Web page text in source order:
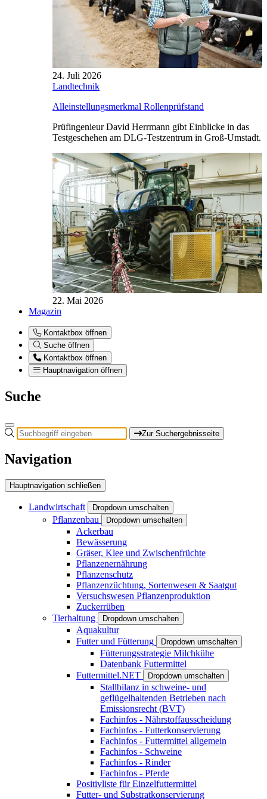
24. Juli 2026
Landtechnik
Alleinstellungsmerkmal Rollenprüfstand
Prüfingenieur David Herrmann gibt Einblicke in das
Testgeschehen am DLG-Testzentrum in Groß-Umstadt.
22. Mai 2026
Magazin
Kontaktbox öffnen
Suche öffnen
Kontaktbox öffnen
Hauptnavigation öffnen
Suche
Zur Suchergebnisseite
Navigation
Hauptnavigation schließen
Landwirtschaft Dropdown umschalten
Pflanzenbau Dropdown umschalten
Ackerbau
Bewässerung
Gräser, Klee und Zwischenfrüchte
Pflanzenernährung
Pflanzenschutz
Pflanzenzüchtung, Sortenwesen & Saatgut
Versuchswesen Pflanzenproduktion
Zuckerrüben
Tierhaltung
Dropdown umschalten
Aquakultur
Futter und Fütterung
Dropdown umschalten
Fütterungsstrategie Milchkühe
Datenbank Futtermittel
Futtermittel.NET
Dropdown umschalten
Stallbilanz in schweine- und
geflügelhaltenden Betrieben nach
Emissionsrecht (BVT)
Fachinfos - Nährstoffausscheidung
Fachinfos - Futterkonservierung
Fachinfos - Futtermittel allgemein
Fachinfos - Schweine
Fachinfos - Rinder
Fachinfos - Pferde
Positivliste für Einzelfuttermittel
Futter- und Substratkonservierung